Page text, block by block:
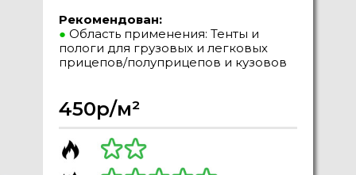
450р/м²
Рекомендован:
● Область применения: Тенты и
пологи для грузовых и легковых
прицепов/полуприцепов и кузовов